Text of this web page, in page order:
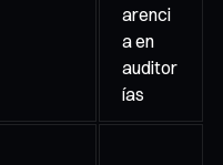
arenci
a en
auditor
ías